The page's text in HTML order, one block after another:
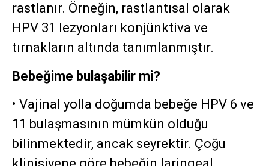
rastlanır. Örneğin, rastlantısal olarak
HPV 31 lezyonları konjünktiva ve
tırnakların altında tanımlanmıştır.
Bebeğime bulaşabilir mi?
• Vajinal yolla doğumda bebeğe HPV 6 ve
11 bulaşmasının mümkün olduğu
bilinmektedir, ancak seyrektir. Çoğu